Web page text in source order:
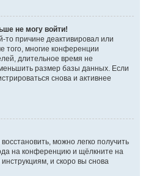
не могу войти!
то причине деактивировал или
того, многие конференции
длительное время не
размер базы данных. Если
снова и активнее
можно легко получить
на конференцию и щёлкните на
и скоро вы снова